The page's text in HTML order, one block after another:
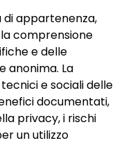
appartenenza,
comprensione
e delle
anonima. La
e sociali delle
documentati,
privacy, i rischi
un utilizzo